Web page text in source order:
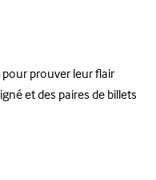
prouver leur flair
et des paires de billets